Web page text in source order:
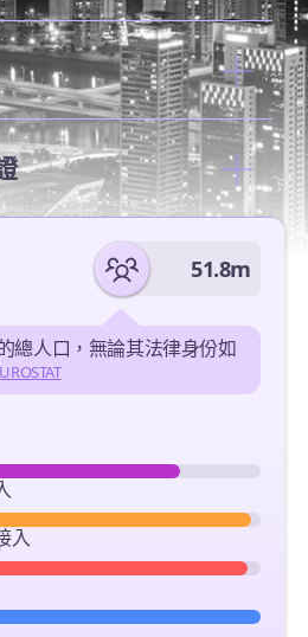
51.8m
總人口，無論其法律身份如
入